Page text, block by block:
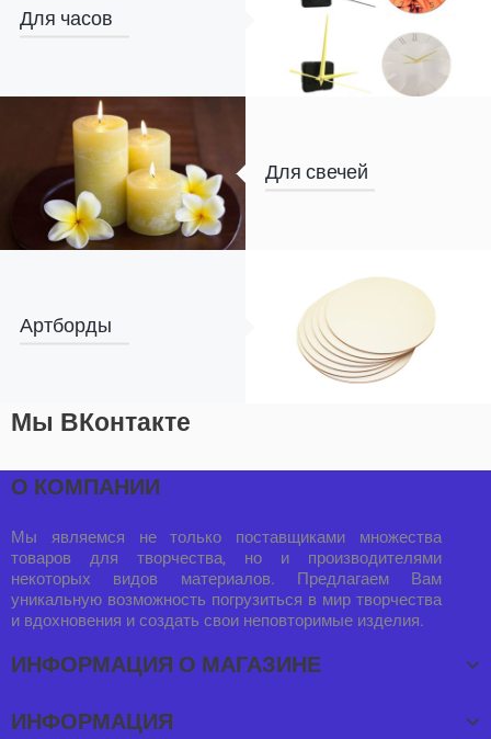
Для часов
Для свечей
Артборды
Мы ВКонтакте
О КОМПАНИИ
Мы являемся не только поставщиками множества
товаров для творчества, но и производителями
некоторых видов материалов. Предлагаем Вам
уникальную возможность погрузиться в мир творчества
и вдохновения и создать свои неповторимые изделия.
ИНФОРМАЦИЯ О МАГАЗИНЕ
ИНФОРМАЦИЯ